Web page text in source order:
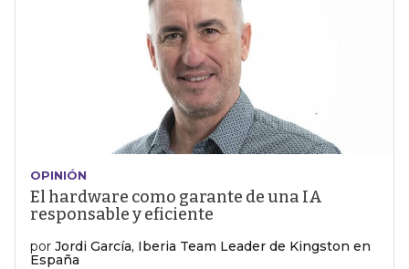
OPINIÓN
El hardware como garante de una IA
responsable y eficiente
por Jordi García, Iberia Team Leader de Kingston en
España